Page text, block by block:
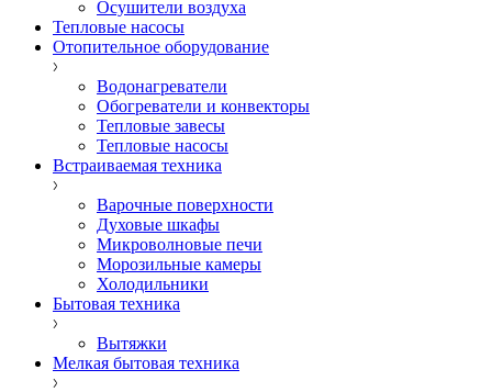
Осушители воздуха
Тепловые насосы
Отопительное оборудование
Водонагреватели
Обогреватели и конвекторы
Тепловые завесы
Тепловые насосы
Встраиваемая техника
Варочные поверхности
Духовые шкафы
Микроволновые печи
Морозильные камеры
Холодильники
Бытовая техника
Вытяжки
Мелкая бытовая техника